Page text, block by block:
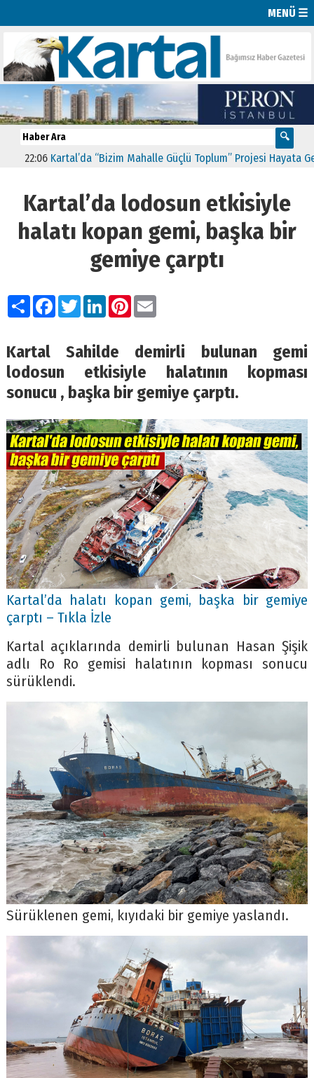
MENÜ ☰
Kartal’da “Bizim Mahalle Güçlü Toplum” Projesi Hayata Geçti
Kartal’da lodosun etkisiyle
halatı kopan gemi, başka bir
gemiye çarptı
PaylaşFacebook
TwitterLinkedIn
Pinterest
Email
Kartal Sahilde demirli bulunan gemi
lodosun etkisiyle halatının kopması
sonucu , başka bir gemiye çarptı.
Kartal’da halatı kopan gemi, başka bir gemiye
çarptı – Tıkla İzle
Kartal açıklarında demirli bulunan Hasan Şişik
adlı Ro Ro gemisi halatının kopması sonucu
sürüklendi.
Sürüklenen gemi, kıyıdaki bir gemiye yaslandı.